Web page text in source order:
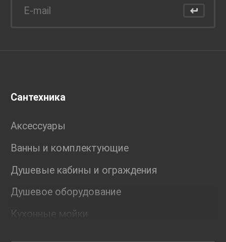
Сантехника
Аксессуары
Ванны и комплектующие
Душевые кабины и ограждения
Душевое оборудование
Кухонные мойки